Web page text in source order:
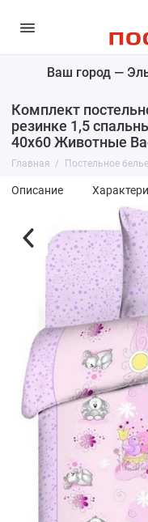
Ваш город —
Комплект
резинке 1,5
40х60 Животные
Главная Постельное белье
Описание